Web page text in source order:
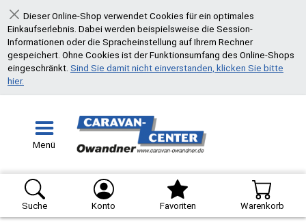
Schließen
Dieser Online-Shop verwendet Cookies für ein optimales
Einkaufserlebnis. Dabei werden beispielsweise die Session-
Informationen oder die Spracheinstellung auf Ihrem Rechner
gespeichert. Ohne Cookies ist der Funktionsumfang des Online-Shops
eingeschränkt. Sind Sie damit nicht einverstanden, klicken Sie bitte
hier.
Menü
Suche Konto Favoriten Warenkorb